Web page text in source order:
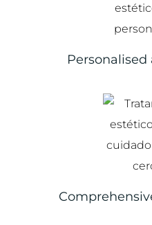
Personalised